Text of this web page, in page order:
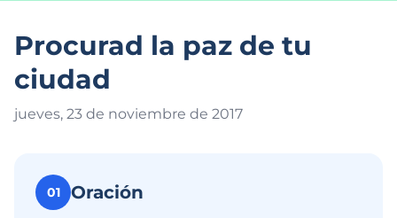
Procurad la paz de tu
ciudad
jueves, 23 de noviembre de 2017
01 Oración